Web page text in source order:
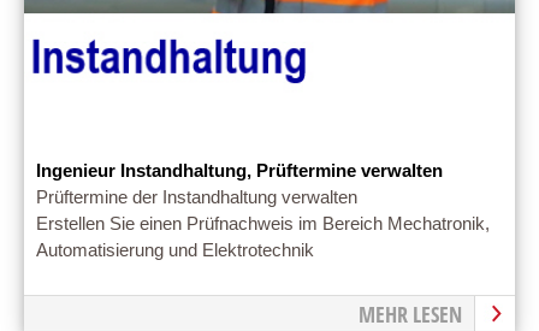
Ingenieur Instandhaltung, Prüftermine verwalten
Prüftermine der Instandhaltung verwalten
Erstellen Sie einen Prüfnachweis im Bereich Mechatronik,
Automatisierung und Elektrotechnik
MEHR LESEN